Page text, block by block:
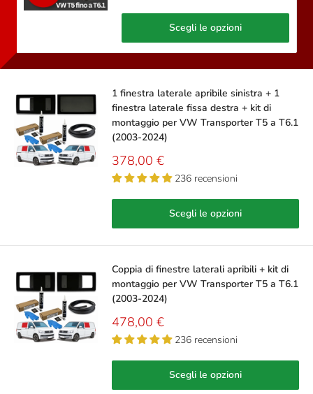
Scegli le opzioni
1 finestra laterale apribile sinistra + 1
finestra laterale fissa destra + kit di
montaggio per VW Transporter T5 a T6.1
(2003-2024)
Prezzo
scontato
378,00 €
236 recensioni
Scegli le opzioni
Coppia di finestre laterali apribili + kit di
montaggio per VW Transporter T5 a T6.1
(2003-2024)
Prezzo
scontato
478,00 €
236 recensioni
Scegli le opzioni